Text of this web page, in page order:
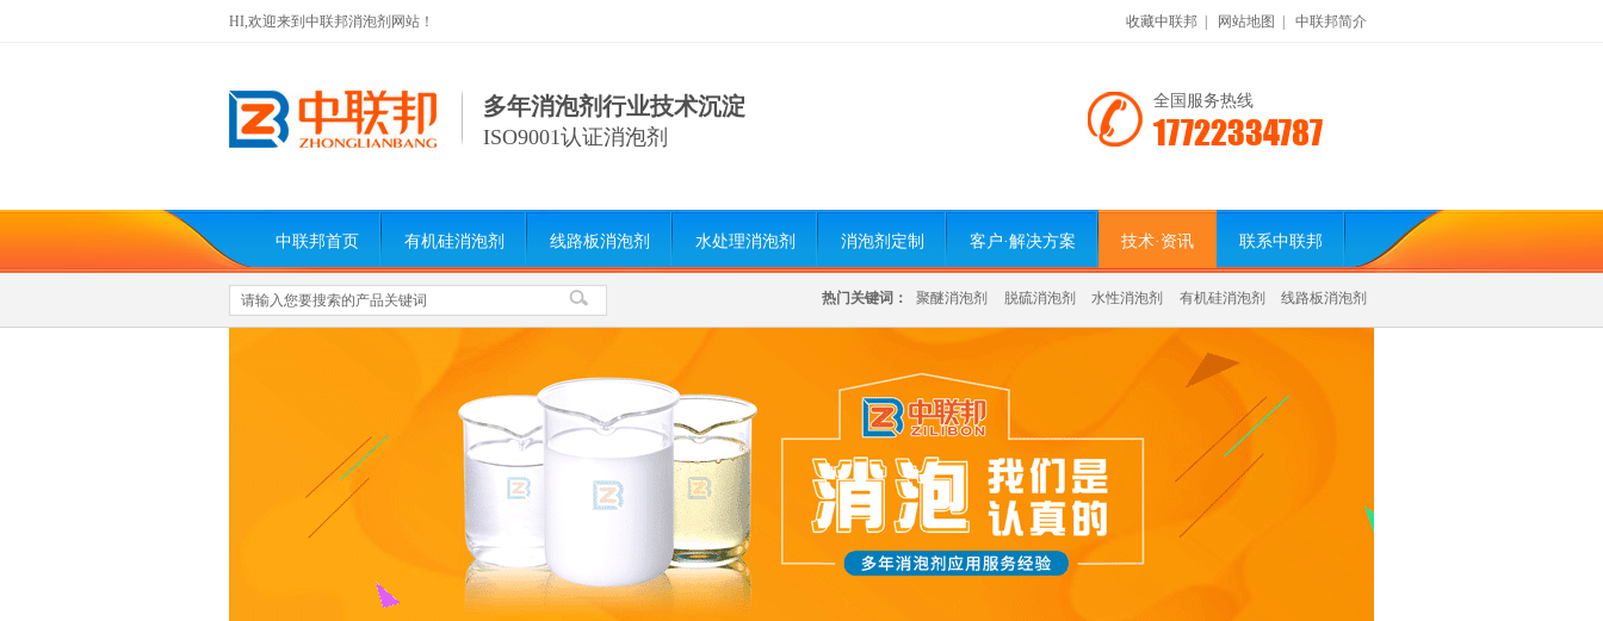
收藏中联邦 网站地图 中联邦简介
HI,欢迎来到中联邦消泡剂网站！
多年消泡剂行业技术沉淀
ISO9001认证消泡剂
全国服务热线
17722334787
中联邦首页 有机硅消泡剂 线路板消泡剂 水处理消泡剂 消泡剂定制 客户·解决方案 技术·资讯 联系中联邦
热门关键词： 聚醚消泡剂 脱硫消泡剂 水性消泡剂 有机硅消泡剂 线路板消泡剂